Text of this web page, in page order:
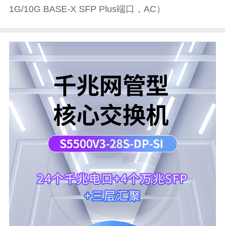
1G/10G BASE-X SFP Plus端口，AC）